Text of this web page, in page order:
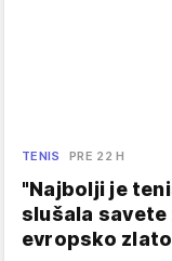
TENIS PRE 22 H
"Najbolji je
slušala savete
evropsko zlato